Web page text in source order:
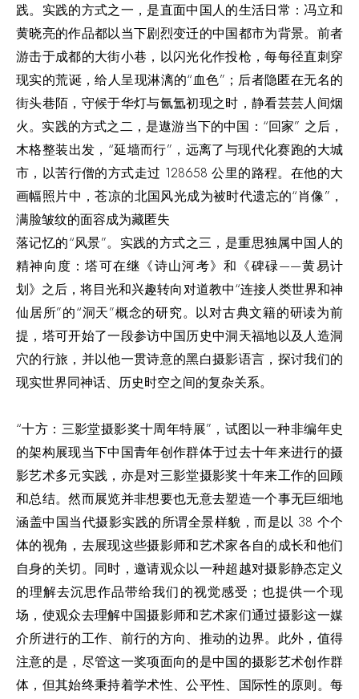
践。实践的方式之一，是直面中国人的生活日常：冯立和
黄晓亮的作品都以当下剧烈变迁的中国都市为背景。前者
游击于成都的大街小巷，以闪光化作投枪，每每径直刺穿
现实的荒诞，给人呈现淋漓的“血色”；后者隐匿在无名的
街头巷陌，守候于华灯与氤氲初现之时，静看芸芸人间烟
火。实践的方式之二，是遨游当下的中国：“回家” 之后，
木格整装出发，“延墙而行”，远离了与现代化赛跑的大城
市，以苦行僧的方式走过 128658 公里的路程。在他的大
画幅照片中，苍凉的北国风光成为被时代遗忘的“肖像”，
满脸皱纹的面容成为藏匿失
落记忆的“风景”。实践的方式之三，是重思独属中国人的
精神向度：塔可在继《诗山河考》和《碑碌——黄易计
划》之后，将目光和兴趣转向对道教中“连接人类世界和神
仙居所”的“洞天”概念的研究。以对古典文籍的研读为前
提，塔可开始了一段参访中国历史中洞天福地以及人造洞
穴的行旅，并以他一贯诗意的黑白摄影语言，探讨我们的
现实世界同神话、历史时空之间的复杂关系。
“十方：三影堂摄影奖十周年特展”，试图以一种非编年史
的架构展现当下中国青年创作群体于过去十年来进行的摄
影艺术多元实践，亦是对三影堂摄影奖十年来工作的回顾
和总结。然而展览并非想要也无意去塑造一个事无巨细地
涵盖中国当代摄影实践的所谓全景样貌，而是以 38 个个
体的视角，去展现这些摄影师和艺术家各自的成长和他们
自身的关切。同时，邀请观众以一种超越对摄影静态定义
的理解去沉思作品带给我们的视觉感受；也提供一个现
场，使观众去理解中国摄影师和艺术家们通过摄影这一媒
介所进行的工作、前行的方向、推动的边界。此外，值得
注意的是，尽管这一奖项面向的是中国的摄影艺术创作群
体，但其始终秉持着学术性、公平性、国际性的原则。每